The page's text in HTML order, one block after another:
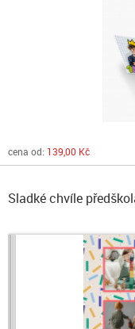
cena od: 139,00 Kč
Sladké chvíle